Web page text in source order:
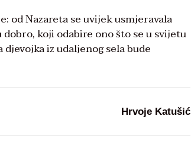
od Nazareta se uvijek usmjeravala
koji odabire ono što se u svijetu
iz udaljenog sela bude
Hrvoje Katušić